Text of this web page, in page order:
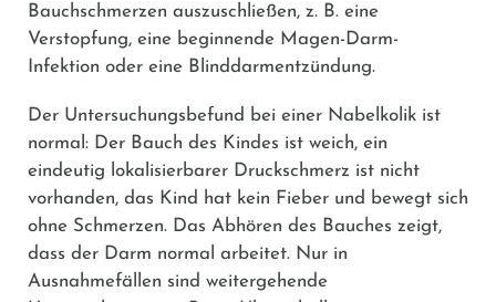
Bauchschmerzen auszuschließen, z. B. eine
Verstopfung, eine beginnende Magen-Darm-
Infektion oder eine Blinddarmentzündung.
Der Untersuchungsbefund bei einer Nabelkolik ist
normal: Der Bauch des Kindes ist weich, ein
eindeutig lokalisierbarer Druckschmerz ist nicht
vorhanden, das Kind hat kein Fieber und bewegt sich
ohne Schmerzen. Das Abhören des Bauches zeigt,
dass der Darm normal arbeitet. Nur in
Ausnahmefällen sind weitergehende